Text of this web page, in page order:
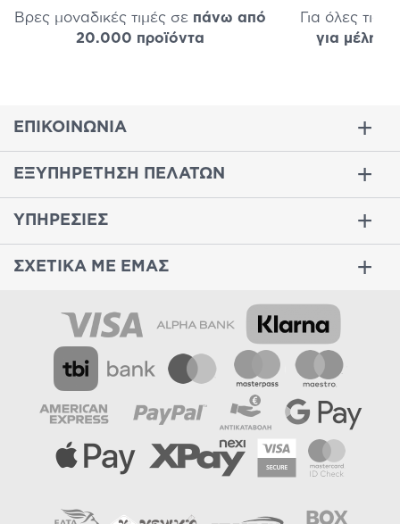
Βρες μοναδικές τιμές σε πάνω από
20.000 προϊόντα
Για όλες τις
για μέλη
ΕΠΙΚΟΙΝΩΝΙΑ
ΕΞΥΠΗΡΕΤΗΣΗ ΠΕΛΑΤΩΝ
ΥΠΗΡΕΣΙΕΣ
ΣΧΕΤΙΚΑ ΜΕ ΕΜΑΣ